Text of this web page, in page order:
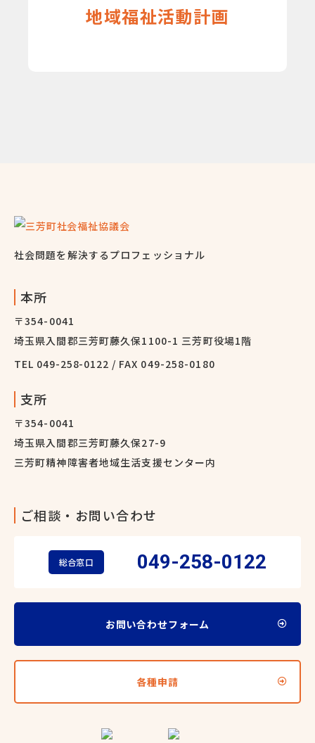
地域福祉活動計画
社会問題を解決するプロフェッショナル
本所
〒354-0041
埼玉県入間郡三芳町藤久保1100-1 三芳町役場1階
TEL 049-258-0122 / FAX 049-258-0180
支所
〒354-0041
埼玉県入間郡三芳町藤久保27-9
三芳町精神障害者地域生活支援センター内
ご相談・お問い合わせ
総合窓口 049-258-0122
お問い合わせフォーム
各種申請